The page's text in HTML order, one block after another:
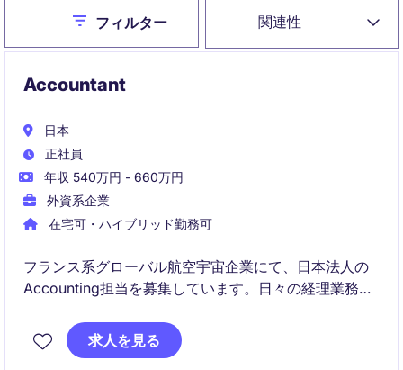
関連性
Closeフィルター
Accountant
日本
正社員
年収 540万円 - 660万円
外資系企業
在宅可・ハイブリッド勤務可
フランス系グローバル航空宇宙企業にて、日本法人の
Accounting担当を募集しています。日々の経理業務か
長できるポジションです。
求人を見る